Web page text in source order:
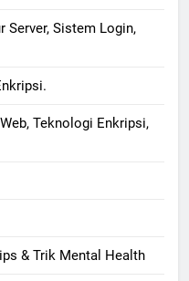
Server, Sistem Login,
Teknologi Enkripsi,
& Trik Mental Health